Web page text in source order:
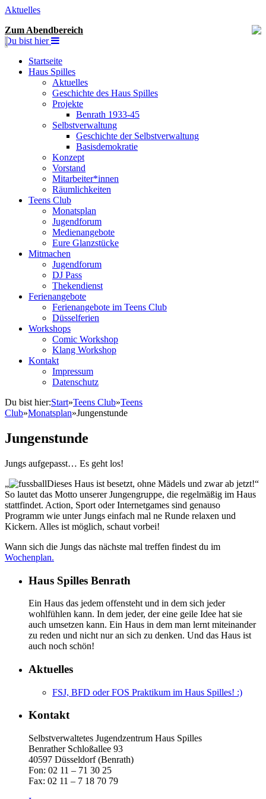
Aktuelles
Zum Abendbereich
Du bist hier
Startseite
Haus Spilles
Aktuelles
Geschichte des Haus Spilles
Projekte
Benrath 1933-45
Selbstverwaltung
Geschichte der Selbstverwaltung
Basisdemokratie
Konzept
Vorstand
Mitarbeiter*innen
Räumlichkeiten
Teens Club
Monatsplan
Jugendforum
Medienangebote
Eure Glanzstücke
Mitmachen
Jugendforum
DJ Pass
Thekendienst
Ferienangebote
Ferienangebote im Teens Club
Düsselferien
Workshops
Comic Workshop
Klang Workshop
Kontakt
Impressum
Datenschutz
Du bist hier:Start»Teens Club»Teens
Club»Monatsplan»Jungenstunde
Jungenstunde
Jungs aufgepasst… Es geht los!
„
Dieses Haus ist besetzt, ohne Mädels und zwar ab jetzt!“
So lautet das Motto unserer Jungengruppe, die regelmäßig im Haus
stattfindet. Action, Sport oder Internetgames sind genauso
Programm wie unter Jungs einfach mal ne Runde relaxen und
Kickern. Alles ist möglich, schaut vorbei!
Wann sich die Jungs das nächste mal treffen findest du im
Wochenplan.
Haus Spilles Benrath
Ein Haus das jedem offensteht und in dem sich jeder
wohlfühlen kann. In dem jeder, der eine geile Idee hat sie
auch umsetzen kann. Ein Haus in dem man lernt miteinander
zu reden und nicht nur an sich zu denken. Und das Haus ist
auch noch schön!
Aktuelles
FSJ, BFD oder FOS Praktikum im Haus Spilles! :)
Kontakt
Selbstverwaltetes Jugendzentrum Haus Spilles
Benrather Schloßallee 93
40597 Düsseldorf (Benrath)
Fon: 02 11 – 71 30 25
Fax: 02 11 – 7 18 70 79